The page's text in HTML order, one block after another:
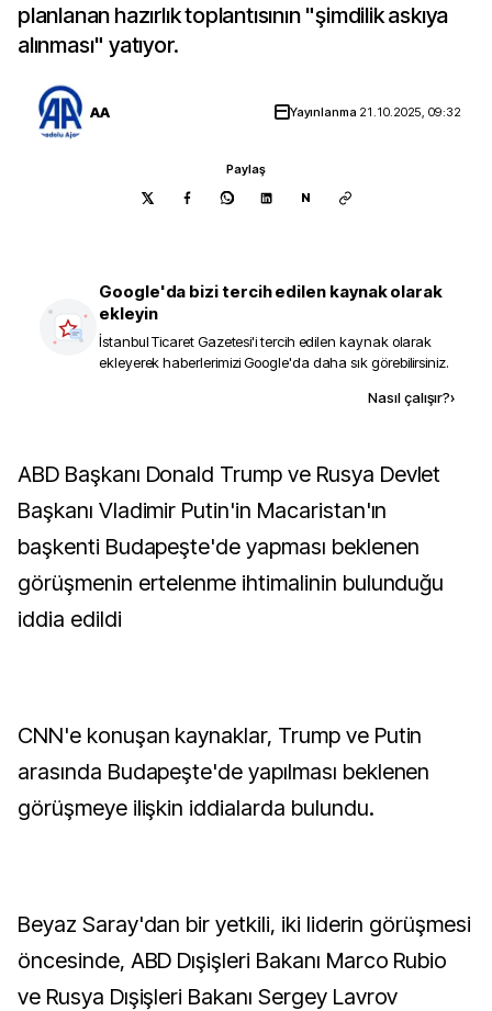
planlanan hazırlık toplantısının "şimdilik askıya
alınması" yatıyor.
AA Yayınlanma 21.10.2025, 09:32
Paylaş
N
Google'da bizi tercih edilen kaynak olarak
ekleyin
İstanbul Ticaret Gazetesi'i tercih edilen kaynak olarak
ekleyerek haberlerimizi Google'da daha sık görebilirsiniz.
Nasıl çalışır?›
ABD Başkanı Donald Trump ve Rusya Devlet
Başkanı Vladimir Putin'in Macaristan'ın
başkenti Budapeşte'de yapması beklenen
görüşmenin ertelenme ihtimalinin bulunduğu
iddia edildi
CNN'e konuşan kaynaklar, Trump ve Putin
arasında Budapeşte'de yapılması beklenen
görüşmeye ilişkin iddialarda bulundu.
Beyaz Saray'dan bir yetkili, iki liderin görüşmesi
öncesinde, ABD Dışişleri Bakanı Marco Rubio
ve Rusya Dışişleri Bakanı Sergey Lavrov